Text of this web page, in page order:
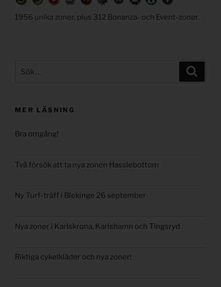
1956 unika zoner, plus 312 Bonanza- och Event-zoner.
efter:
MER LÄSNING
Bra omgång!
Två försök att ta nya zonen Hasslebottom
Ny Turf-träff i Blekinge 26 september
Nya zoner i Karlskrona, Karlshamn och Tingsryd
Riktiga cykelkläder och nya zoner!